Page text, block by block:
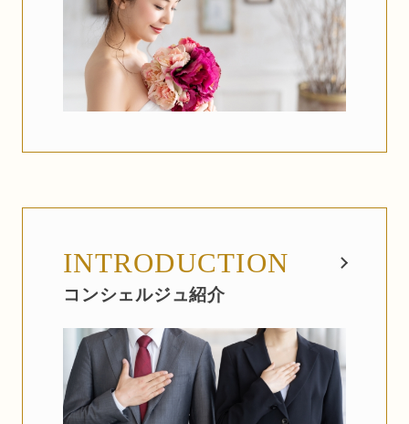
INTRODUCTION
コンシェルジュ紹介